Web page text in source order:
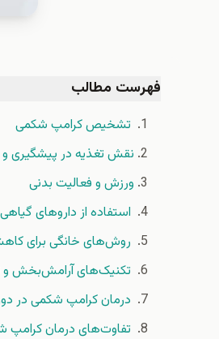
فهرست مطالب
تشخیص کرامپ شکمی
نقش تغذیه در پیشگیری
ورزش و فعالیت بدنی
استفاده از داروهای
روش‌های خانگی برای
تکنیک‌های آرامش‌بخش
درمان کرامپ شکمی در
تفاوت‌های درمان کرامپ